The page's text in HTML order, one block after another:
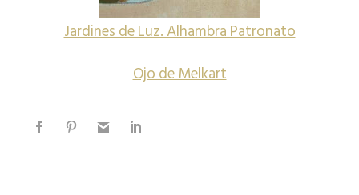
Jardines de Luz. Alhambra Patronato
Ojo de Melkart